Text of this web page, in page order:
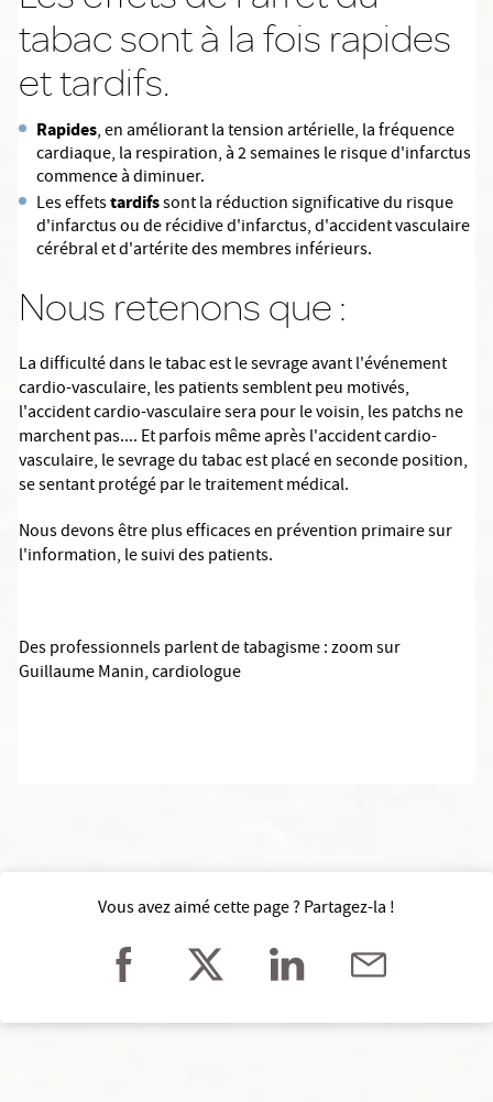
tabac sont à la fois rapides
et tardifs.
Rapides, en améliorant la tension artérielle, la fréquence
cardiaque, la respiration, à 2 semaines le risque d'infarctus
commence à diminuer.
Les effetstardifssont la réduction significative du risque
d'infarctus ou de récidive d'infarctus, d'accident vasculaire
cérébral et d'artérite des membres inférieurs.
Nous retenons que :
La difficulté dans le tabac est le sevrageavant l'événement
cardio-vasculaire, les patients semblent peu motivés,
l'accident cardio-vasculaire sera pour le voisin, les patchs ne
marchent pas.... Et parfois même après l'accident cardio-
vasculaire, le sevrage du tabac est placé en seconde position,
se sentant protégé par le traitement médical.
Nous devons être plus efficaces en prévention primaire sur
l'information, le suivi des patients.
Des professionnels parlent de tabagisme: zoom sur
Guillaume Manin, cardiologue
Vous avez aimé cette page ? Partagez-la !